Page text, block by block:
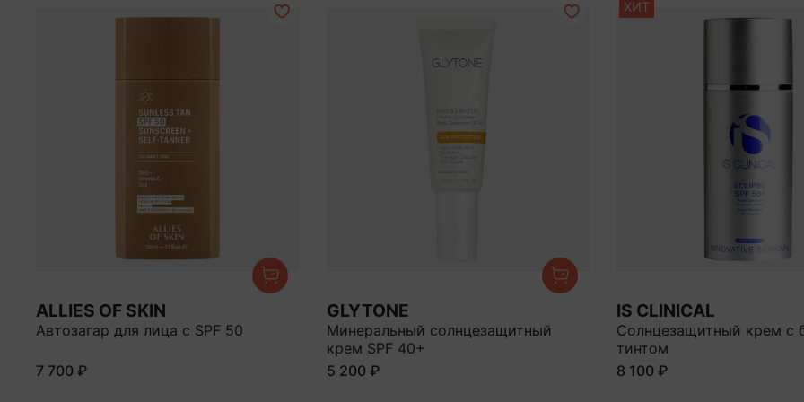
ALLIES OF SKIN
Автозагар для лица с SPF 50
7 700 ₽
GLYTONE
Минеральный солнцезащитный
крем SPF 40+
5 200 ₽
ХИТ
IS CLINICAL
Солнцезащитный крем с
тинтом
8 100 ₽